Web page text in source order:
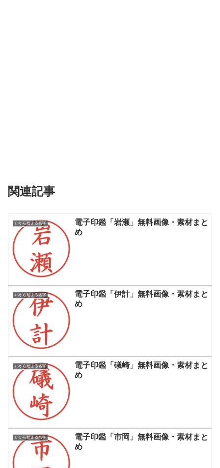
関連記事
いから始まる名字
電子印鑑「岩瀬」無料画像・素材まと
め
いから始まる名字
電子印鑑「伊計」無料画像・素材まと
め
いから始まる名字
電子印鑑「礒崎」無料画像・素材まと
め
いから始まる名字
電子印鑑「市岡」無料画像・素材まと
め